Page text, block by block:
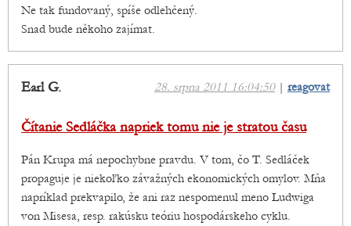
Ne tak fundovaný, spíše odlehčený.
Snad bude někoho zajímat.
28. srpna 2011 16:04:50| reagovat
Earl G.
Čítanie Sedláčka napriek tomu nie je stratou času
Pán Krupa má nepochybne pravdu. V tom, čo T. Sedláček
propaguje je niekoľko závažných ekonomických omylov. Mňa
napríklad prekvapilo, že ani raz nespomenul meno Ludwiga
von Misesa, resp. rakúsku teóriu hospodárskeho cyklu.